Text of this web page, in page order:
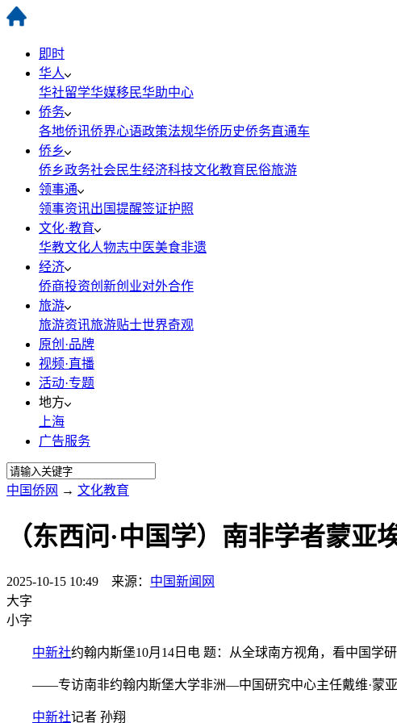
即时
华人
华社留学华媒移民华助中心
侨务
各地侨讯侨界心语政策法规华侨历史侨务直通车
侨乡
侨乡政务社会民生经济科技文化教育 民俗旅游
领事通
领事资讯出国提醒签证护照
文化·教育
华教文化人物志中医美食非遗
经济
侨商投资创新创业对外合作
旅游
旅游资讯旅游贴士世界奇观
原创·品牌
视频·直播
活动·专题
地方
上海
广告服务
中国侨网 → 文化教育
（东西问·中国学）南非学者蒙
2025-10-15 10:49 来源： 中国新闻网
大字
小字
中新社约翰内斯堡10月14日电 题：从全球南方视角，看中国学
——专访南非约翰内斯堡大学非洲—中国研究中心主任戴维·蒙
中新社记者 孙翔